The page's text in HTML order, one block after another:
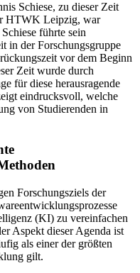
Schiese, zu dieser Zeit
HTWK Leipzig, war
führte sein
in der Forschungsgruppe
vor dem Beginn
Zeit wurde durch
für diese herausragende
eindrucksvoll, welche
von Studierenden in
Forschungsziels der
(KI) zu vereinfachen
Aspekt dieser Agenda ist
als einer der größten
gilt.